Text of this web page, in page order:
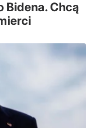
Bidena. Chcą